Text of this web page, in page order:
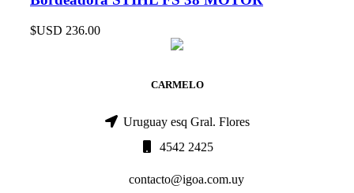
$USD 236.00
CARMELO
Uruguay esq Gral. Flores
4542 2425
contacto@igoa.com.uy